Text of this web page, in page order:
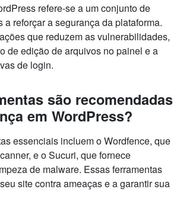
refere-se a um conjunto de
a reforçar a segurança da plataforma.
que reduzem as vulnerabilidades,
de edição de arquivos no painel e a
de login.
são recomendadas
em WordPress?
essenciais incluem o Wordfence, que
e o Sucuri, que fornece
de malware. Essas ferramentas
site contra ameaças e a garantir sua